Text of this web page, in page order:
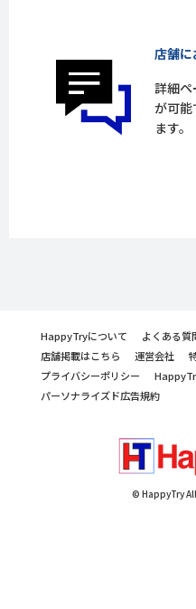
店舗
詳細
が可能
ます。
HappyTryについて よくある質
店舗掲載はこちら
運営会社
プライバシーポリシー
パーソナライズド広告規約
© HappyTry